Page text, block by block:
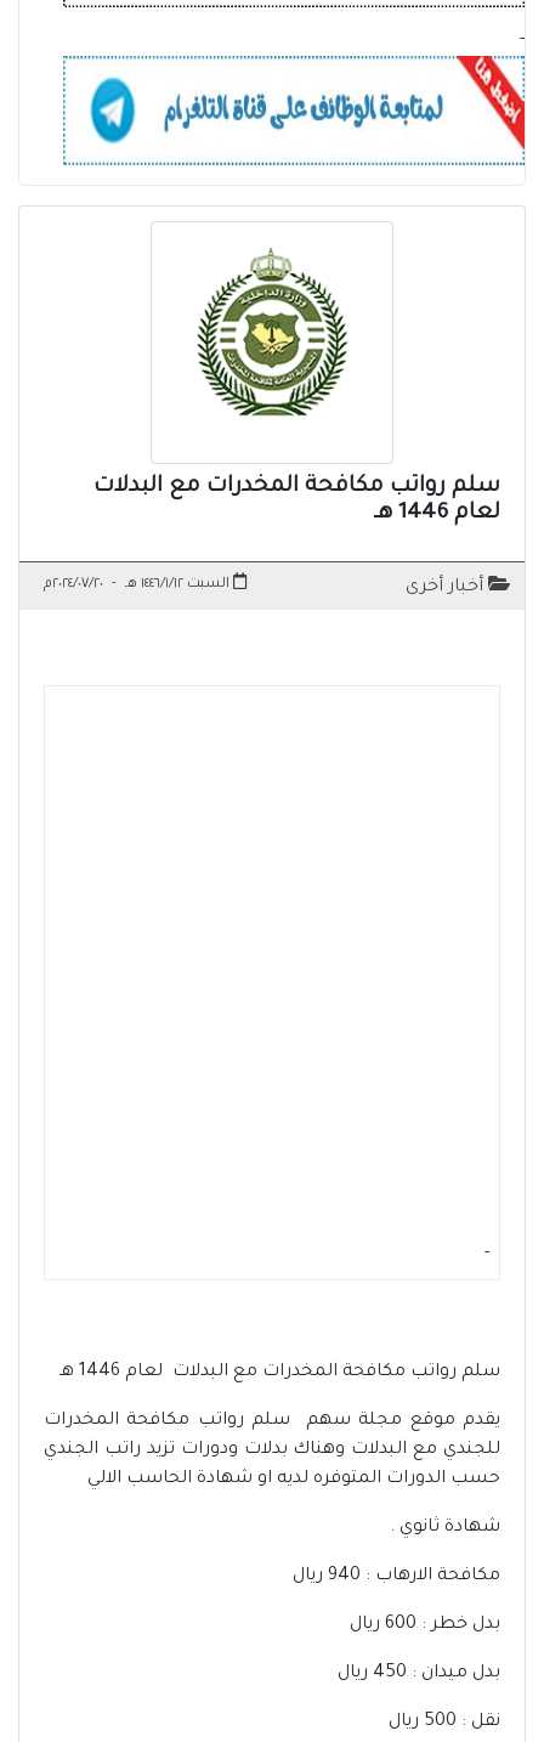
-
سلم رواتب مكافحة المخدرات مع البدلات
لعام 1446 هـ
أخبار أخرى السبت ١٤٤٦/١/١٢ هـ - ٢٠٢٤/٠٧/٢٠م
-
سلم رواتب مكافحة المخدرات مع البدلات لعام 1446 هـ
يقدم موقع مجلة سهم سلم رواتب مكافحة المخدرات
للجندي مع البدلات وهناك بدلات ودورات تزيد راتب الجندي
حسب الدورات المتوفره لديه او شهادة الحاسب الالي
شهادة ثانوي .
مكافحة الارهاب : 940 ريال
بدل خطر : 600 ريال
بدل ميدان : 450 ريال
نقل : 500 ريال